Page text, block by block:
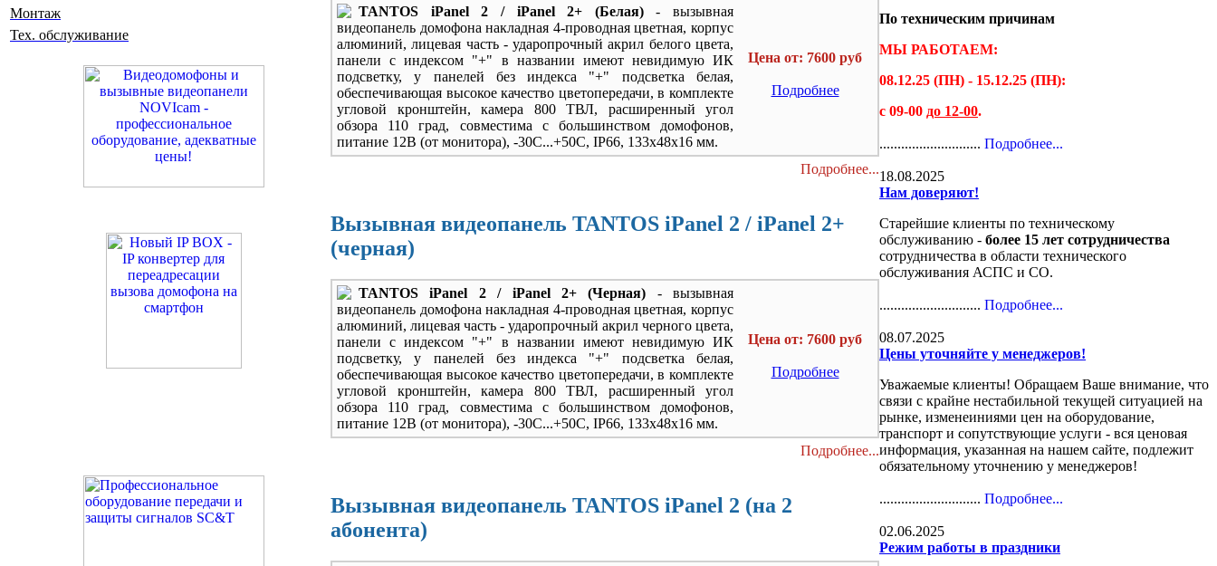
Монтаж
Тех. обслуживание
TANTOS iPanel 2 / iPanel 2+ (Белая)- вызывная
видеопанель домофона накладная 4-проводная цветная, корпус
алюминий, лицевая часть - ударопрочный акрил белого цвета,
панели с индексом "+" в названии имеют невидимую ИК
подсветку, у панелей без индекса "+" подсветка белая,
обеспечивающая высокое качество цветопередачи, в комплекте
угловой кронштейн, камера 800 ТВЛ, расширенный угол
обзора 110 град, совместима с большинством домофонов,
питание 12В (от монитора), -30С...+50С, IP66, 133x48x16 мм.
Цена от: 7600 руб
Подробнее
Подробнее...
Вызывная видеопанель TANTOS iPanel 2 / iPanel 2+
(черная)
TANTOS iPanel 2 / iPanel 2+ (Черная) - вызывная
видеопанель домофона накладная 4-проводная цветная, корпус
алюминий, лицевая часть - ударопрочный акрил черного цвета,
панели с индексом "+" в названии имеют невидимую ИК
подсветку, у панелей без индекса "+" подсветка белая,
обеспечивающая высокое качество цветопередачи, в комплекте
угловой кронштейн, камера 800 ТВЛ, расширенный угол
обзора 110 град, совместима с большинством домофонов,
питание 12В (от монитора), -30С...+50С, IP66, 133x48x16 мм.
Цена от: 7600 руб
Подробнее
Подробнее...
Вызывная видеопанель TANTOS iPanel 2 (на 2
абонента)
По техническим причинам
МЫ РАБОТАЕМ:
08.12.25 (ПН) - 15.12.25 (ПН):
с 09-00 до 12-00.
............................ Подробнее...
18.08.2025
Нам доверяют!
Старейшие клиенты по техническому
обслуживанию - более 15 лет сотрудничества
сотрудничества в области технического
обслуживания АСПС и СО.
............................ Подробнее...
08.07.2025
Цены уточняйте у менеджеров!
Уважаемые клиенты! Обращаем Ваше внимание, что
связи с крайне нестабильной текущей ситуацией на
рынке, изменеиниями цен на оборудование,
транспорт и сопутствующие услуги - вся ценовая
информация, указанная на нашем сайте, подлежит
обязательному уточнению у менеджеров!
............................ Подробнее...
02.06.2025
Режим работы в праздники